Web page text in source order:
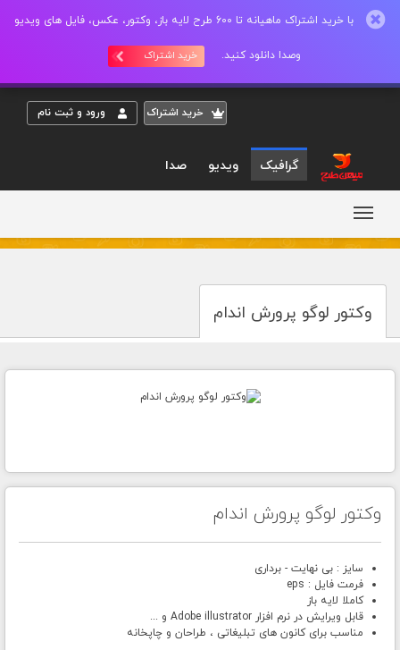
با خرید اشتراک ماهیانه تا 600 طرح لایه باز، وکتور، عکس، فایل های ویدیو
وصدا دانلود کنید. خرید اشتراک
خريد اشتراک ورود و ثبت نام
گرافیک ویدیو صدا
وکتور لوگو پرورش اندام
وکتور لوگو پرورش اندام
سایز : بی نهایت - برداری
فرمت فایل : eps
کاملا لایه باز
قابل ویرایش در نرم افزار Adobe illustrator و ...
مناسب برای کانون های تبلیغاتی ، طراحان و چاپخانه